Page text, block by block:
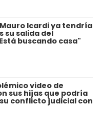
Icardi ya tendría
su salida del
buscando casa"
video de
sus hijas que podría
conflicto judicial con